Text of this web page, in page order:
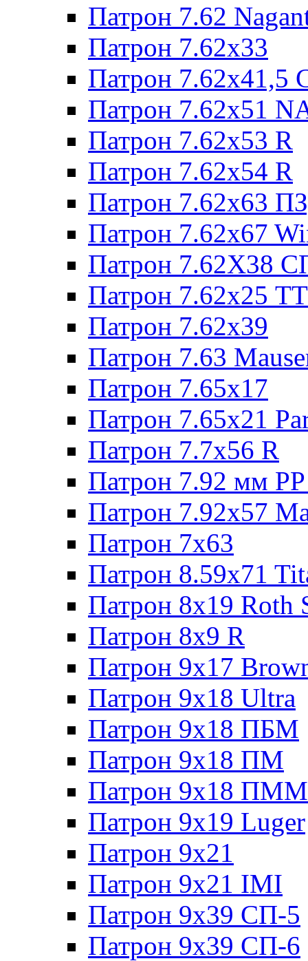
Патрон 7.62
Патрон 7.62x33
Патрон 7.62x41,5
Патрон 7.62x51
Патрон 7.62x53 R
Патрон 7.62x54 R
Патрон 7.62x63
Патрон 7.62x67
Патрон 7.62Х38
Патрон 7.62х25 TT
Патрон 7.62х39
Патрон 7.63
Патрон 7.65x17
Патрон 7.65x21
Патрон 7.7x56 R
Патрон 7.92 мм
Патрон 7.92x57
Патрон 7x63
Патрон 8.59x71
Патрон 8x19 Roth
Патрон 8x9 R
Патрон 9x17
Патрон 9x18 Ultra
Патрон 9x18 ПБМ
Патрон 9x18 ПМ
Патрон 9x18 ПММ
Патрон 9x19 Luger
Патрон 9x21
Патрон 9x21 IMI
Патрон 9x39 СП-5
Патрон 9x39 СП-6